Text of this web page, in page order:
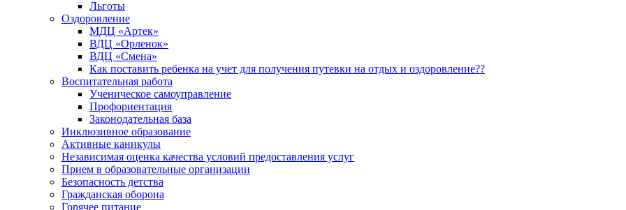
Льготы
Оздоровление
МДЦ «Артек»
ВДЦ «Орленок»
ВДЦ «Смена»
Как поставить ребенка на учет для получения путевки на отдых и оздоровление??
Воспитательная работа
Ученическое самоуправление
Профориентация
Законодательная база
Инклюзивное образование
Активные каникулы
Независимая оценка качества условий предоставления услуг
Прием в образовательные организации
Безопасность детства
Гражданская оборона
Горячее питание